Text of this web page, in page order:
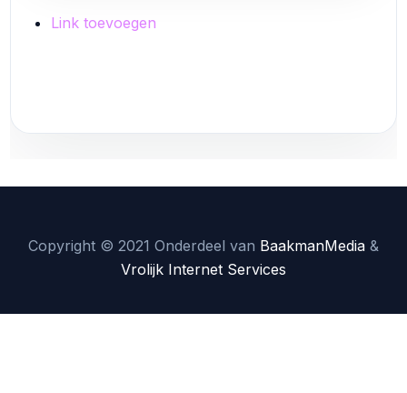
Link toevoegen
Copyright © 2021 Onderdeel van BaakmanMedia &
Vrolijk Internet Services